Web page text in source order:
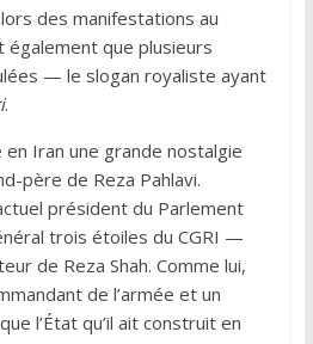
des manifestations au
également que plusieurs
— le slogan royaliste ayant
.
Iran une grande nostalgie
père de Reza Pahlavi.
président du Parlement
trois étoiles du CGRI —
de Reza Shah. Comme lui,
de l’armée et un
l’État qu’il ait construit en